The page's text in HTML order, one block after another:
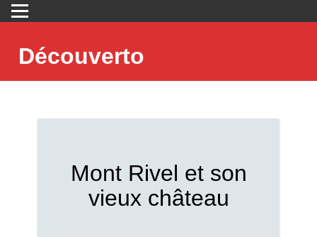
Découverto
Mont Rivel et son
vieux château